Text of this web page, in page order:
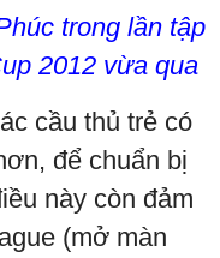
trong lần tập
2012 vừa qua
cầu thủ trẻ có
để chuẩn bị
này còn đảm
(mở màn